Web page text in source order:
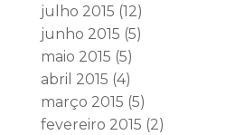
julho 2015 (12)
junho 2015 (5)
maio 2015 (5)
abril 2015 (4)
março 2015 (5)
fevereiro 2015 (2)